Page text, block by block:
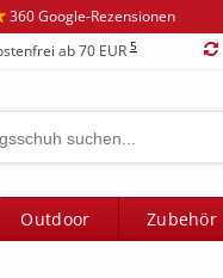
360 Google-Rezensionen
ab 70 EUR5
Outdoor Zubehör